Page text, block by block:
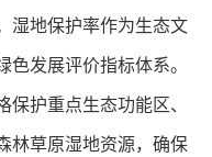
湿地保护率作为生态文
发展评价指标体系。
护重点生态功能区、
林草原湿地资源，确保